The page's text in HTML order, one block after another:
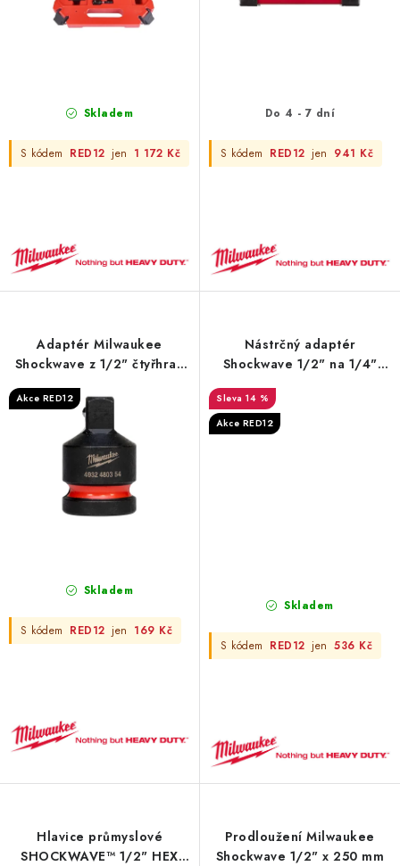
Skladem
S kódem RED12 jen 1 172 Kč
Do 4 - 7 dní
S kódem RED12 jen 941 Kč
Adaptér Milwaukee
Shockwave z 1/2" čtyřhran
na 3/8"
Akce RED12
Skladem
S kódem RED12 jen 169 Kč
Nástrčný adaptér
Shockwave 1/2" na 1/4"
HEX Milwaukee
14 %
Akce RED12
Skladem
S kódem RED12 jen 536 Kč
Hlavice průmyslové
SHOCKWAVE™ 1/2" HEX
Prodloužení Milwaukee
Shockwave 1/2" x 250 mm